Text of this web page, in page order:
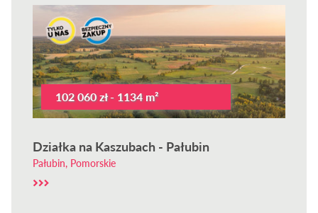
102 060 zł - 1134 m²
Działka na Kaszubach - Pałubin
Pałubin, Pomorskie